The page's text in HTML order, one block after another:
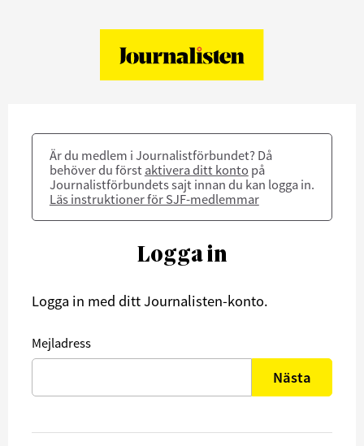
Är du medlem i Journalistförbundet? Då
behöver du först aktivera ditt konto på
Journalistförbundets sajt innan du kan logga in.
Läs instruktioner för SJF-medlemmar
Logga in
Logga in med ditt Journalisten-konto.
Mejladress
Nästa